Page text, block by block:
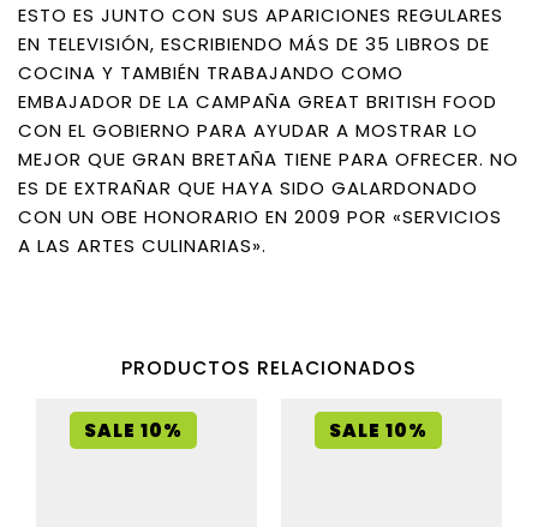
ESTO ES JUNTO CON SUS APARICIONES REGULARES
EN TELEVISIÓN, ESCRIBIENDO MÁS DE 35 LIBROS DE
COCINA Y TAMBIÉN TRABAJANDO COMO
EMBAJADOR DE LA CAMPAÑA GREAT BRITISH FOOD
CON EL GOBIERNO PARA AYUDAR A MOSTRAR LO
MEJOR QUE GRAN BRETAÑA TIENE PARA OFRECER. NO
ES DE EXTRAÑAR QUE HAYA SIDO GALARDONADO
CON UN OBE HONORARIO EN 2009 POR «SERVICIOS
A LAS ARTES CULINARIAS».
PRODUCTOS RELACIONADOS
SALE 10% SALE 10%